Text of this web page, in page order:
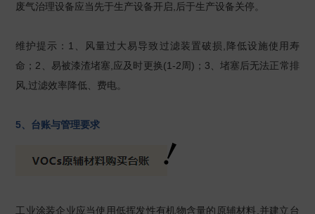
废气治理设备应当先于生产设备开启,后于生产设备关停。
维护提示：1、风量过大易导致过滤装置破损,降低设施使用寿
命；2、易被漆渣堵塞,应及时更换(1-2周)；3、堵塞后无法正常排
风,过滤效率降低、费电。
5、台账与管理要求
工业涂装企业应当使用低挥发性有机物含量的原辅材料,并建立台